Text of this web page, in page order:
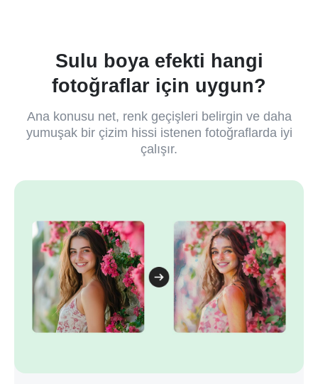
Sulu boya efekti hangi
fotoğraflar için uygun?
Ana konusu net, renk geçişleri belirgin ve daha
yumuşak bir çizim hissi istenen fotoğraflarda iyi
çalışır.